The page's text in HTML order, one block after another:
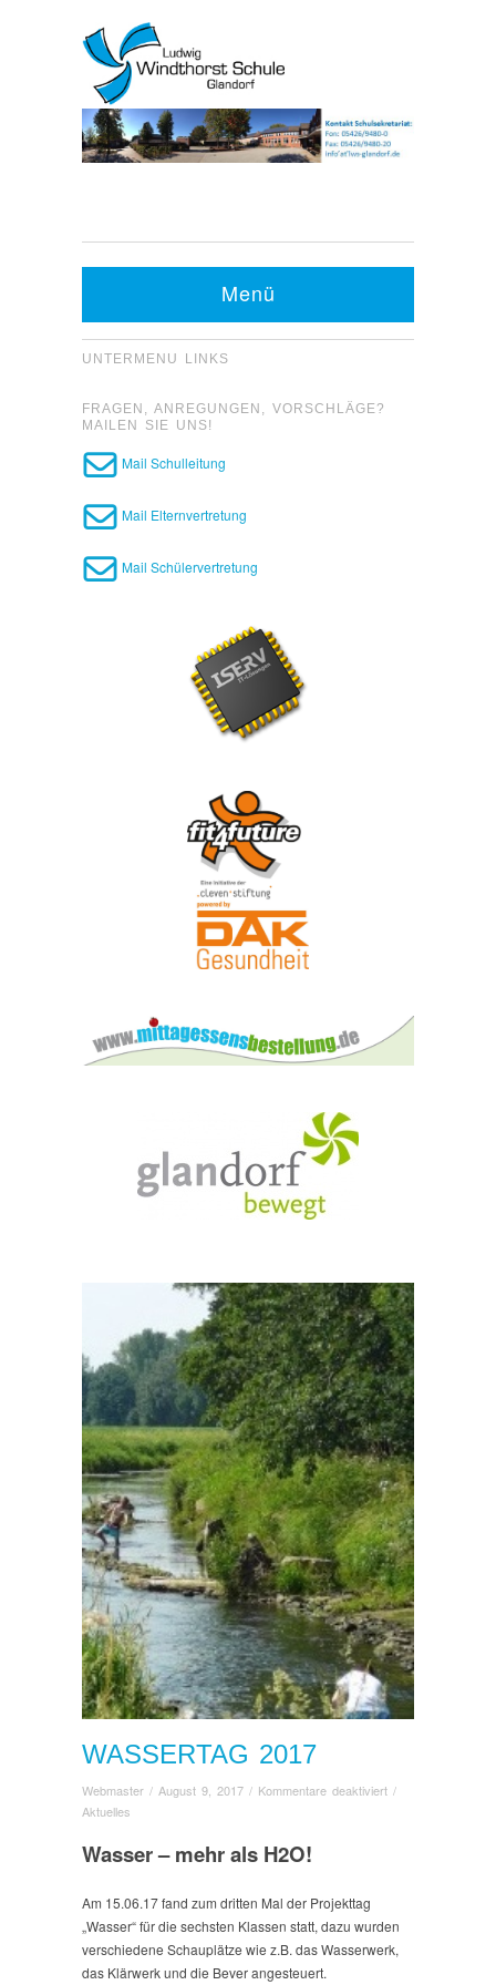
Fax: 05426 9480-20
Menü
UNTERMENU LINKS
FRAGEN, ANREGUNGEN, VORSCHLÄGE?
MAILEN SIE UNS!
Mail Schulleitung
Mail Elternvertretung
Mail Schülervertretung
WASSERTAG 2017
Webmaster / August 9, 2017 / Kommentare deaktiviertfür/
Aktuelles
Wasser – mehr als H2O!
Am 15.06.17 fand zum dritten Mal der Projekttag
„Wasser“ für die sechsten Klassen statt, dazu wurden
verschiedene Schauplätze wie z.B. das Wasserwerk,
das Klärwerk und die Bever angesteuert.